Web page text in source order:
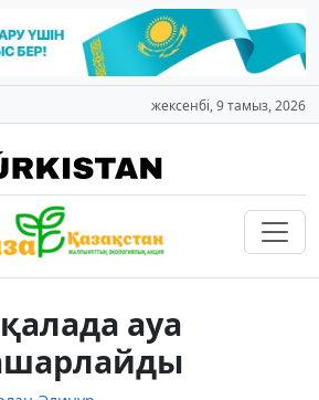
жексенбі, 9 тамыз, 2026
ауа